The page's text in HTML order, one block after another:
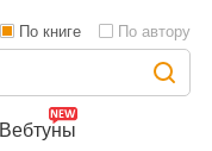
Вебтуны
По книге По автору